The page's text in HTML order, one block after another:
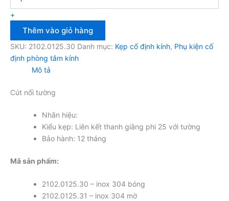
+
Thêm vào giỏ hàng
SKU: 2102.0125.30 Danh mục: Kẹp cố định kính, Phụ kiện cố
định phòng tắm kính
Mô tả
Cút nối tường
Nhãn hiệu:
Kiểu kẹp: Liên kết thanh giằng phi 25 với tường
Bảo hành: 12 tháng
Mã sản phẩm:
2102.0125.30 – inox 304 bóng
2102.0125.31 – inox 304 mờ